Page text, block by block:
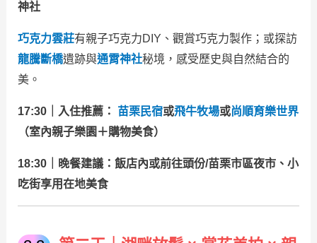
神社
巧克力雲莊有親子巧克力DIY、觀賞巧克力製作；或探訪
龍騰斷橋遺跡與通霄神社秘境，感受歷史與自然結合的
美。
17:30｜入住推薦： 苗栗民宿或飛牛牧場或尚順育樂世界
（室內親子樂園＋購物美食）
18:30｜晚餐建議：飯店內或前往頭份/苗栗市區夜市、小
吃街享用在地美食